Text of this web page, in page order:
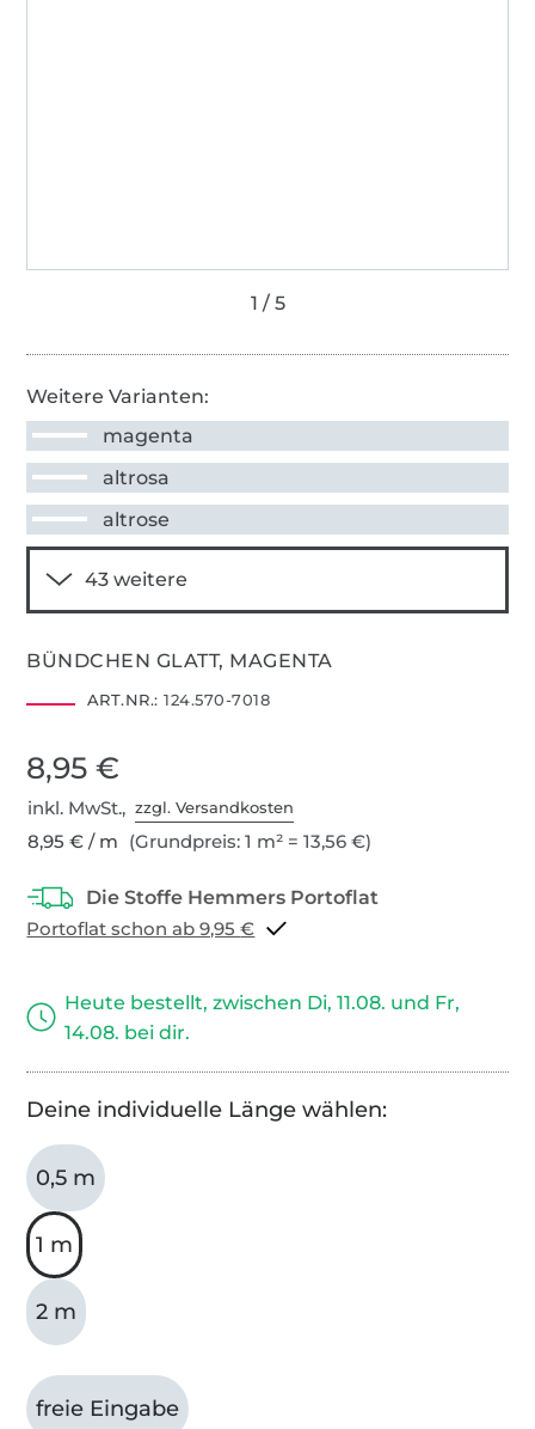
Weitere Varianten:
magenta
altrosa
altrose
BÜNDCHEN GLATT, MAGENTA
ART.NR.: 124.570-7018
8,95 €
inkl. MwSt.,zzgl. Versandkosten
8,95 € / m (Grundpreis: 1 m² = 13,56 €)
Portoflat schon ab 9,95 €
Heute bestellt, zwischen Di, 11.08. und Fr,
14.08. bei dir.
Deine individuelle Länge wählen:
0,5 m
1 m
2 m
freie Eingabe